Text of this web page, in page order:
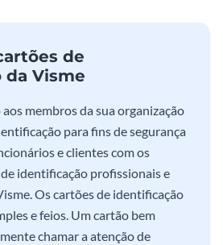
de
Visme
membros da sua organização
para fins de segurança
e clientes com os
identificação profissionais e
Os cartões de identificação
e feios. Um cartão bem
chamar a atenção de